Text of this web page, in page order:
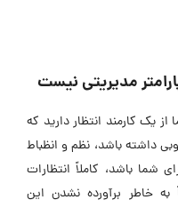
مدیریتی نیست
یک کارمند انتظار دارید که
داشته باشد، نظم و انظباط
شما باشد، کاملاً انتظارات
خاطر برآورده نشدن این